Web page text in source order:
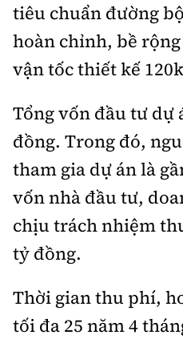
tiêu chuẩn đường
hoàn chỉnh, bề
vận tốc thiết kế
Tổng vốn đầu tư dự
đồng. Trong đó,
tham gia dự án là
vốn nhà đầu tư,
chịu trách nhiệm
tỷ đồng.
Thời gian thu phí,
tối đa 25 năm 4